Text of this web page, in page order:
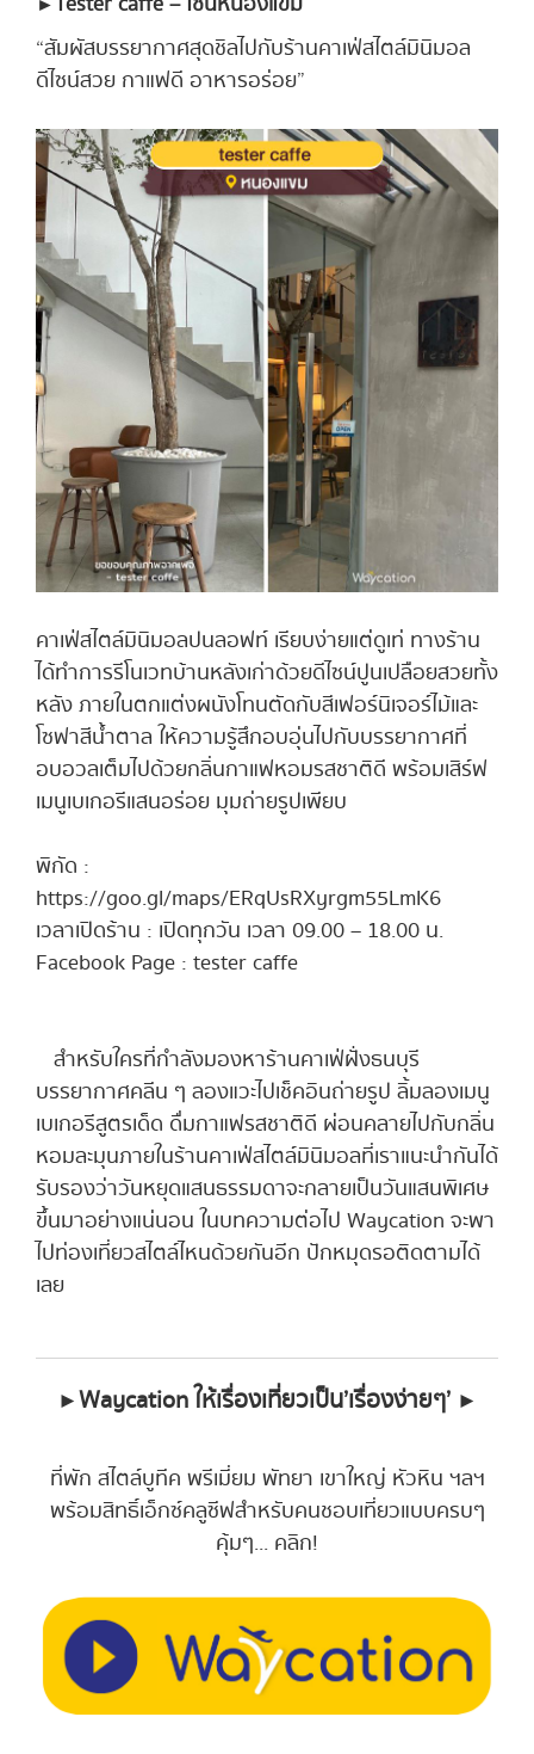
“สัมผัสบรรยากาศสุดชิลไปกับร้านคาเฟ่สไตล์มินิมอล
ดีไซน์สวย กาแฟดี อาหารอร่อย”
คาเฟ่สไตล์มินิมอลปนลอฟท์ เรียบง่ายแต่ดูเท่ ทางร้าน
ได้ทำการรีโนเวทบ้านหลังเก่าด้วยดีไซน์ปูนเปลือยสวยทั้ง
หลัง ภายในตกแต่งผนังโทนตัดกับสีเฟอร์นิเจอร์ไม้และ
โซฟาสีน้ำตาล ให้ความรู้สึกอบอุ่นไปกับบรรยากาศที่
อบอวลเต็มไปด้วยกลิ่นกาแฟหอมรสชาติดี พร้อมเสิร์ฟ
เมนูเบเกอรีแสนอร่อย มุมถ่ายรูปเพียบ
พิกัด :
https://goo.gl/maps/ERqUsRXyrgm55LmK6
เวลาเปิดร้าน : เปิดทุกวัน เวลา 09.00 – 18.00 น.
Facebook Page : tester caffe
สำหรับใครที่กำลังมองหาร้านคาเฟ่ฝั่งธนบุรี
บรรยากาศคลีน ๆ ลองแวะไปเช็คอินถ่ายรูป ลิ้มลองเมนู
เบเกอรีสูตรเด็ด ดื่มกาแฟรสชาติดี ผ่อนคลายไปกับกลิ่น
หอมละมุนภายในร้านคาเฟ่สไตล์มินิมอลที่เราแนะนำกันได้
รับรองว่าวันหยุดแสนธรรมดาจะกลายเป็นวันแสนพิเศษ
ขึ้นมาอย่างแน่นอน ในบทความต่อไป Waycation จะพา
ไปท่องเที่ยวสไตล์ไหนด้วยกันอีก ปักหมุดรอติดตามได้
เลย
► Waycation ให้เรื่องเที่ยวเป็น’เรื่องง่ายๆ’ ►
ที่พัก สไตล์บูทีค พรีเมี่ยม พัทยา เขาใหญ่ หัวหิน ฯลฯ
พร้อมสิทธิ์เอ็กซ์คลูซีฟสําหรับคนชอบเที่ยวแบบครบๆ
คุ้มๆ... คลิก!